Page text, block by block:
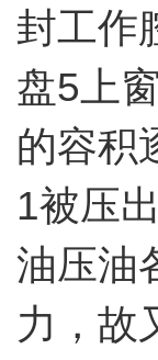
封工作
盘5上
的容积
1被压
油压油
力，故